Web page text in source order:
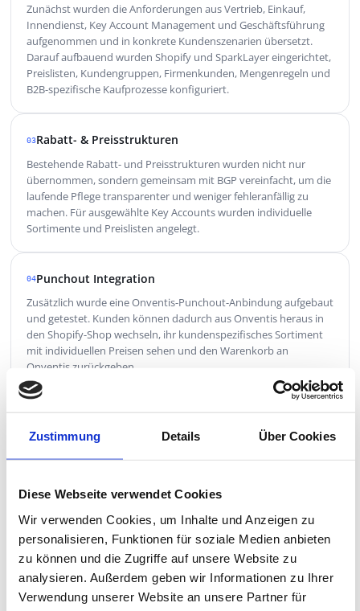
Zustimmung Details Über Cookies
Diese Webseite verwendet Cookies
Wir verwenden Cookies, um Inhalte und Anzeigen zu
personalisieren, Funktionen für soziale Medien anbieten
zu können und die Zugriffe auf unsere Website zu
analysieren. Außerdem geben wir Informationen zu Ihrer
Verwendung unserer Website an unsere Partner für
Zunächst wurden die Anforderungen aus Vertrieb, Einkauf,
Innendienst, Key Account Management und Geschäftsführung
aufgenommen und in konkrete Kundenszenarien übersetzt.
Darauf aufbauend wurden Shopify und SparkLayer eingerichtet,
Preislisten, Kundengruppen, Firmenkunden, Mengenregeln und
B2B-spezifische Kaufprozesse konfiguriert.
03Rabatt- & Preisstrukturen
Bestehende Rabatt- und Preisstrukturen wurden nicht nur
übernommen, sondern gemeinsam mit BGP vereinfacht, um die
laufende Pflege transparenter und weniger fehleranfällig zu
machen. Für ausgewählte Key Accounts wurden individuelle
Sortimente und Preislisten angelegt.
04Punchout Integration
Zusätzlich wurde eine Onventis-Punchout-Anbindung aufgebaut
und getestet. Kunden können dadurch aus Onventis heraus in
den Shopify-Shop wechseln, ihr kundenspezifisches Sortiment
mit individuellen Preisen sehen und den Warenkorb an
Onventis zurückgeben.
Strukturierte Importprozesse
Die Produktdatenmigration erfolgte über strukturierte
Importprozesse. Produktdaten, Kategorien, Lieferanten, Preise,
wurden schrittweise aufbereitet und in Shopify überführt.
Metafelder für BGP-spezifische Artikelnummern, technische
Daten, Serien und Herstellerinformationen.
Einkauf im B2B-Kontext